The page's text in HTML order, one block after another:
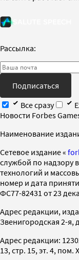
Рассылка:
Подписаться
Все сразу
Новости Forbes
Наименование
Cетевое издание «
службой по надзору
технологий и
номер и дата
ФС77-82431 от 23
Адрес редакции,
Звенигородская 2-я,
Адрес редакции:
13, стр. 15, эт. 4, пом.